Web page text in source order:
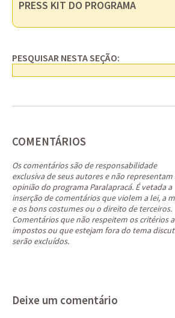
PRESS KIT DO PROGRAMA
PESQUISAR NESTA SEÇÃO:
COMENTÁRIOS
Os comentários são de responsabilidade
exclusiva de seus autores e não representam
opinião do programa Paralapracá. É vetada a
inserção de comentários que violem a lei, a
e os bons costumes ou o direito de terceiros.
Comentários que não respeitem os critérios
impostos ou que estejam fora do tema
serão excluídos.
Deixe um comentário